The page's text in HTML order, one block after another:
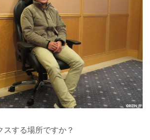
する場所ですか？